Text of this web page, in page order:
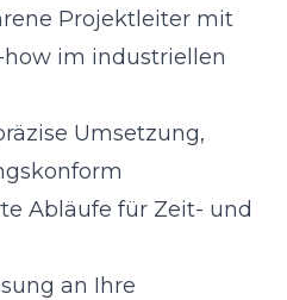
Projektleiter mit
im industriellen
Umsetzung,
Abläufe für Zeit- und
an Ihre